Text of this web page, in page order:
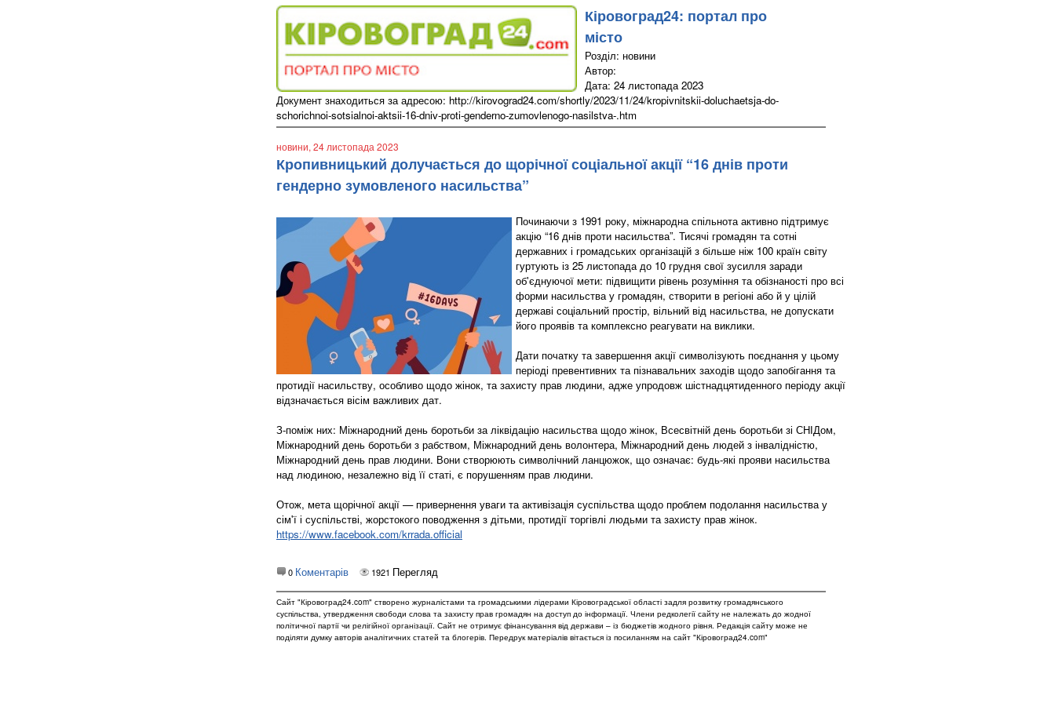
Кіровоград24: портал про
місто
Розділ: новини
Автор:
Дата: 24 листопада 2023
Документ знаходиться за адресою: http://kirovograd24.com/shortly/2023/11/24/kropivnitskii-doluchaetsja-do-
schorichnoi-sotsialnoi-aktsii-16-dniv-proti-genderno-zumovlenogo-nasilstva-.htm
новини, 24 листопада 2023
Кропивницький долучається до щорічної соціальної акції “16 днів проти
гендерно зумовленого насильства”
Починаючи з 1991 року, міжнародна спільнота активно підтримує
акцію “16 днів проти насильства”. Тисячі громадян та сотні
державних і громадських організацій з більше ніж 100 країн світу
гуртують із 25 листопада до 10 грудня свої зусилля заради
об'єднуючої мети: підвищити рівень розуміння та обізнаності про всі
форми насильства у громадян, створити в регіоні або й у цілій
державі соціальний простір, вільний від насильства, не допускати
його проявів та комплексно реагувати на виклики.
Дати початку та завершення акції символізують поєднання у цьому
періоді превентивних та пізнавальних заходів щодо запобігання та
протидії насильству, особливо щодо жінок, та захисту прав людини, адже упродовж шістнадцятиденного періоду акції
відзначається вісім важливих дат.
З-поміж них: Міжнародний день боротьби за ліквідацію насильства щодо жінок, Всесвітній день боротьби зі СНІДом,
Міжнародний день боротьби з рабством, Міжнародний день волонтера, Міжнародний день людей з інвалідністю,
Міжнародний день прав людини. Вони створюють символічний ланцюжок, що означає: будь-які прояви насильства
над людиною, незалежно від її статі, є порушенням прав людини.
Отож, мета щорічної акції — привернення уваги та активізація суспільства щодо проблем подолання насильства у
сім'ї і суспільстві, жорстокого поводження з дітьми, протидії торгівлі людьми та захисту прав жінок.
https://www.facebook.com/krrada.official
0 Коментарів 1921 Перегляд
Сайт "Кіровоград24.com" створено журналістами та громадськими лідерами Кіровоградської області задля розвитку громадянського
суспільства, утвердження свободи слова та захисту прав громадян на доступ до інформації. Члени редколегії сайту не належать до жодної
політичної партії чи релігійної організації. Сайт не отримує фінансування від держави – із бюджетів жодного рівня. Редакція сайту може не
поділяти думку авторів аналітичних статей та блогерів. Передрук матеріалів вітається із посиланням на сайт "Кіровоград24.com"